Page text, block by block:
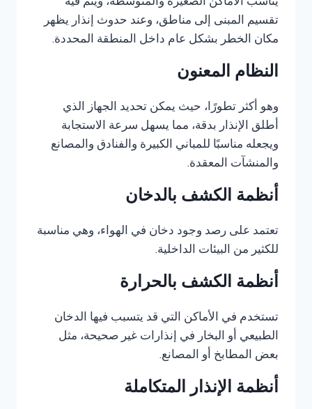
يناسب الأماكن الصغيرة والمتوسطة، ويتم فيه
تقسيم المبنى إلى مناطق، وعند حدوث إنذار يظهر
مكان الخطر بشكل عام داخل المنطقة المحددة.
النظام المعنون
وهو أكثر تطورًا، حيث يمكن تحديد الجهاز الذي
أطلق الإنذار بدقة، مما يسهل سرعة الاستجابة
ويجعله مناسبًا للمباني الكبيرة والفنادق والمصانع
والمنشآت المعقدة.
أنظمة الكشف بالدخان
تعتمد على رصد وجود دخان في الهواء، وهي مناسبة
للكثير من البيئات الداخلية.
أنظمة الكشف بالحرارة
تستخدم في الأماكن التي قد يتسبب فيها الدخان
الطبيعي أو البخار في إنذارات غير صحيحة، مثل
بعض المطابخ أو المصانع.
أنظمة الإنذار المتكاملة